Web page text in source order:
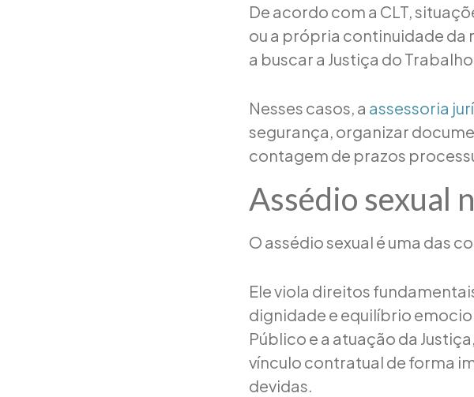
De acordo com a CLT,
ou a própria continuidade
a buscar a Justiça do
Nesses casos, a assessoria
segurança, organizar
contagem de prazos
Assédio sexual
O assédio sexual é uma das
Ele viola direitos
dignidade e equilíbrio
Público e a atuação da
vínculo contratual de forma
devidas.